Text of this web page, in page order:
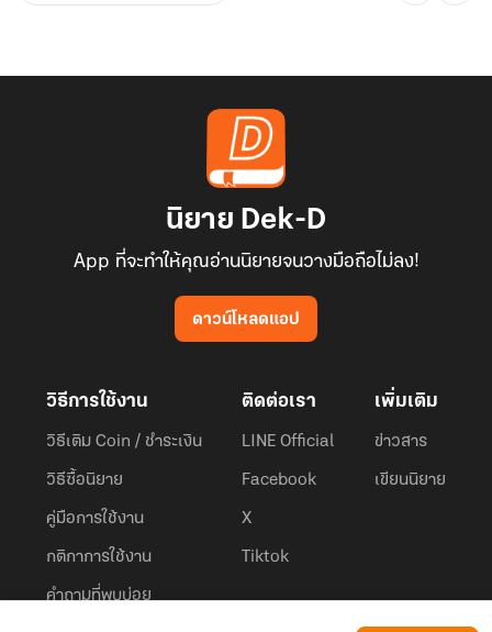
นิยาย Dek-D
App ที่จะทำให้คุณอ่านนิยายจนวางมือถือไม่ลง!
ดาวน์โหลดแอป
วิธีการใช้งาน
วิธีเติม Coin / ชำระเงิน
วิธีซื้อนิยาย
คู่มือการใช้งาน
กติกาการใช้งาน
คำถามที่พบบ่อย
ติดต่อเรา
LINE Official
Facebook
X
Tiktok
เพิ่มเติม
ข่าวสาร
เขียนนิยาย